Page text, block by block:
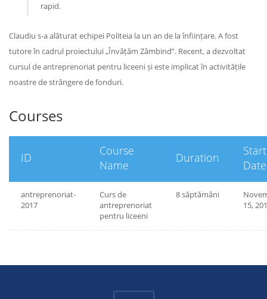
rapid.
Claudiu s-a alăturat echipei Politeia la un an de la înființare. A fost
tutore în cadrul proiectului „Învățăm Zâmbind”. Recent, a dezvoltat
cursul de antreprenoriat pentru liceeni și este implicat în activitățile
noastre de strângere de fonduri.
Courses
ID
Course
Name
Duration
Start
Date
antreprenoriat-
2017
Curs de
antreprenoriat
pentru liceeni
8 săptămâni
15,